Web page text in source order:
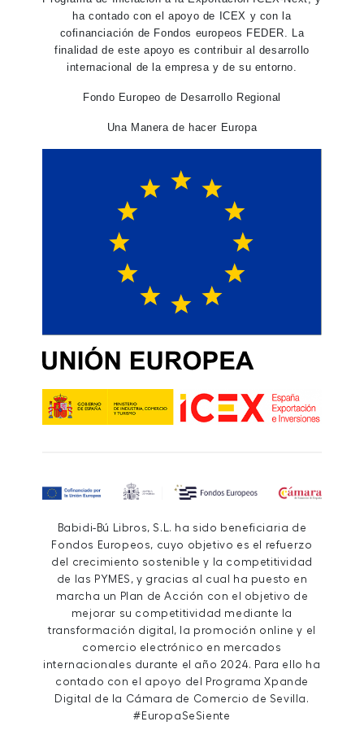
ha contado con el apoyo de ICEX y con la
cofinanciación de Fondos europeos FEDER. La
finalidad de este apoyo es contribuir al desarrollo
internacional de la empresa y de su entorno.
Fondo Europeo de Desarrollo Regional
Una Manera de hacer Europa
Babidi-Bú Libros, S.L. ha sido beneficiaria de
Fondos Europeos, cuyo objetivo es el refuerzo
del crecimiento sostenible y la competitividad
de las PYMES, y gracias al cual ha puesto en
marcha un Plan de Acción con el objetivo de
mejorar su competitividad mediante la
transformación digital, la promoción online y el
comercio electrónico en mercados
internacionales durante el año 2024. Para ello ha
contado con el apoyo del Programa Xpande
Digital de la Cámara de Comercio de Sevilla.
#EuropaSeSiente